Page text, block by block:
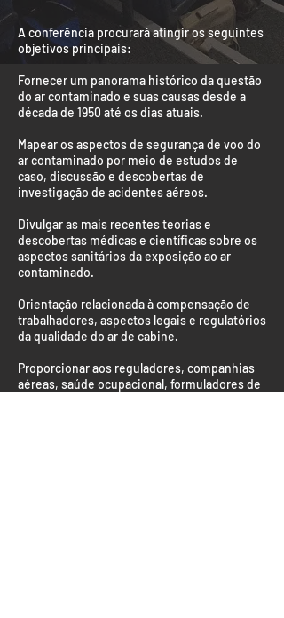
A conferência procurará atingir os seguintes
objetivos principais:
Fornecer um panorama histórico da questão
do ar contaminado e suas causas desde a
década de 1950 até os dias atuais.
Mapear os aspectos de segurança de voo do
ar contaminado por meio de estudos de
caso, discussão e descobertas de
investigação de acidentes aéreos.
Divulgar as mais recentes teorias e
descobertas médicas e científicas sobre os
aspectos sanitários da exposição ao ar
contaminado.
Orientação relacionada à compensação de
trabalhadores, aspectos legais e regulatórios
da qualidade do ar de cabine.
Proporcionar aos reguladores, companhias
aéreas, saúde ocupacional, formuladores de